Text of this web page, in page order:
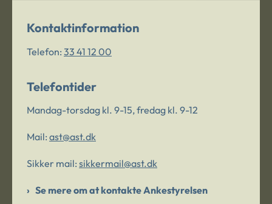
Kontaktinformation
Telefon: 33 41 12 00
Telefontider
Mandag-torsdag kl. 9-15, fredag kl. 9-12
Mail: ast@ast.dk
Sikker mail: sikkermail@ast.dk
Se mere om at kontakte Ankestyrelsen